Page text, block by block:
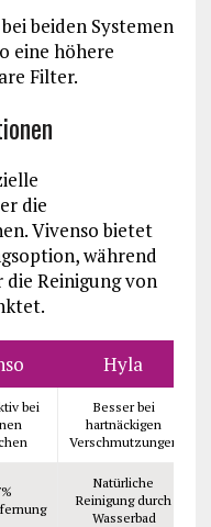
beiden Systemen
eine höhere
Filter.
die
Vivenso bietet
während
Reinigung von
Hyla
bei
Besser bei
hartnäckigen
Verschmutzungen
Natürliche
Reinigung durch
Wasserbad